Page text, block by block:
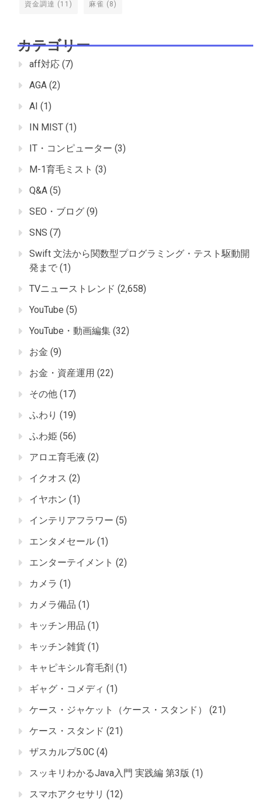
資金調達 (11) 麻雀 (8)
カテゴリー
aff対応 (7)
AGA (2)
AI (1)
IN MIST (1)
IT・コンピューター (3)
M-1育毛ミスト (3)
Q&A (5)
SEO・ブログ (9)
SNS (7)
Swift 文法から関数型プログラミング・テスト駆動開
発まで (1)
TVニューストレンド (2,658)
YouTube (5)
YouTube・動画編集 (32)
お金 (9)
お金・資産運用 (22)
その他 (17)
ふわり (19)
ふわ姫 (56)
アロエ育毛液 (2)
イクオス (2)
イヤホン (1)
インテリアフラワー (5)
エンタメセール (1)
エンターテイメント (2)
カメラ (1)
カメラ備品 (1)
キッチン用品 (1)
キッチン雑貨 (1)
キャピキシル育毛剤 (1)
ギャグ・コメディ (1)
ケース・ジャケット（ケース・スタンド）
(21)
ケース・スタンド (21)
ザスカルプ5.0C (4)
スッキリわかるJava入門 実践編 第3版 (1)
スマホアクセサリ (12)